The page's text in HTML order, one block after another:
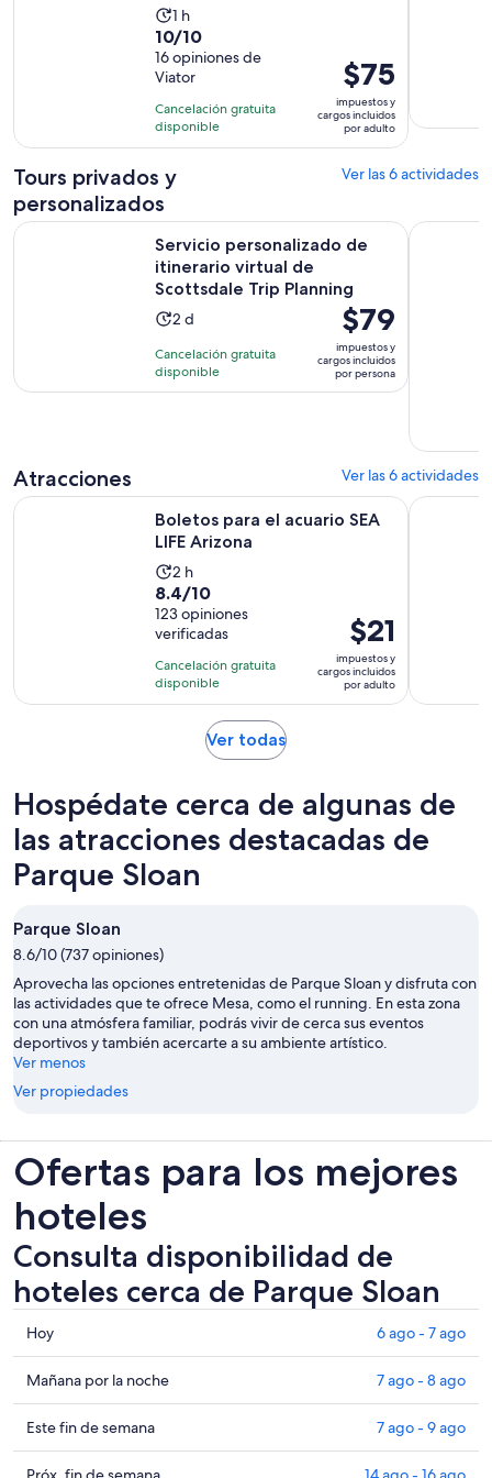
La
actividad
dura
1
hora
1 h
10.0
de
10
con
16
opiniones
10/10
16 opiniones de
Viator
Cancelación gratuita
disponible
El
precio
es
de
por
$75
impuestos y
cargos incluidos
por adulto
Tours privados y
personalizados
Ver las 6 actividades
Servicio personalizado de
itinerario virtual de
Scottsdale Trip Planning
La
dura
2
2 d
Cancelación gratuita
disponible
El
precio
es
de
$79
impuestos y
cargos incluidos
por persona
Servicio personalizado de itinerario virtual de Scottsdale
Atracciones Ver las 6 actividades
Boletos para el acuario SEA
LIFE Arizona
La
actividad
dura
2
horas
2 h
8.4
de
10
con
123
opiniones
8.4/10
123 opiniones
verificadas
Cancelación gratuita
disponible
El
precio
es
de
$21
impuestos y
cargos incluidos
por adulto
Boletos para el acuario SEA LIFE Arizona Se abrirá en una
Boleto de
Ver todasSe
una
nueva
pestaña
Hospédate cerca de algunas de
las atracciones destacadas de
Parque Sloan
Parque Sloan
8.6/10 (737 opiniones)
Aprovecha las opciones entretenidas de Parque Sloan y disfruta con
las actividades que te ofrece Mesa, como el running. En esta zona
con una atmósfera familiar, podrás vivir de cerca sus eventos
deportivos y también acercarte a su ambiente artístico.
Ver menos
Ver propiedades
Ofertas para los mejores
hoteles
Consulta disponibilidad de
hoteles cerca de Parque Sloan
Consultar
los
precios
cerca
de
Parque
Sloan
Hoy 6 ago - 7 ago
Consultar
precios
cerca
de
Mañana por la noche 7 ago - 8 ago
Consultar
precios
Este fin de semana 7 ago - 9 ago